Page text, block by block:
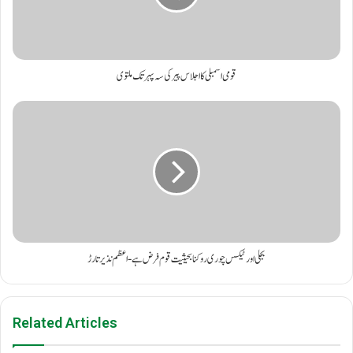
قومی اسمبلی کا اجلاس پیر کی سہ پہر تک ملتوی
بجلی اور ٹیکس چوری روکنا بحیثیت قوم فرض ہے- اعظم نذیر تارڑ
Related Articles